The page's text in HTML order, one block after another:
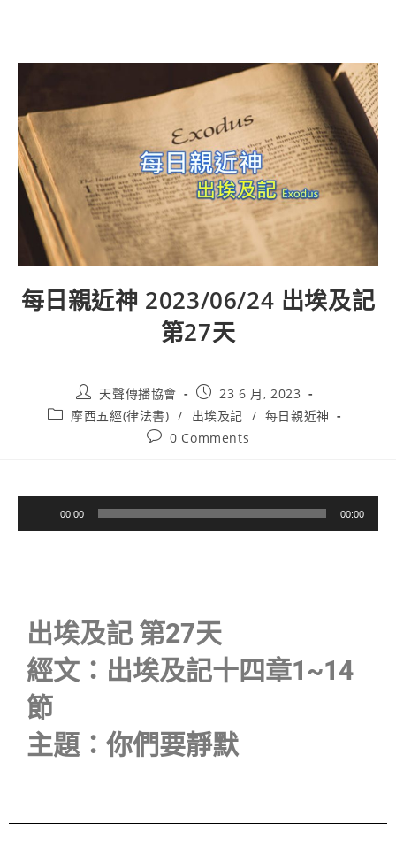
每日親近神 2023/06/24 出埃及記
第27天
天聲傳播協會
23 6 月, 2023
摩西五經(律法書) / 出埃及記 / 每日親近神
0 Comments
訊
00:00 00:00
出埃及記 第27天
經文：出埃及記十四章1~14
節
主題：你們要靜默